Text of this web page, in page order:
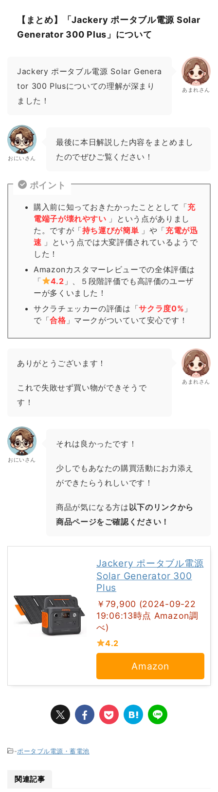
【まとめ】「Jackery ポータブル電源 Solar
Generator 300 Plus」について
Jackery ポータブル電源 Solar Genera
tor 300 Plusについての理解が深まり
ました！
あまれさん
おにいさん
最後に本日解説した内容をまとめまし
たのでぜひご覧ください！
ポイント
購入前に知っておきたかったこととして「充
電端子が壊れやすい 」という点がありまし
た。ですが「持ち運びが簡単 」や「充電が迅
速 」という点では大変評価されているようで
した！
Amazonカスタマーレビューでの全体評価は
「
4.2 」、５段階評価でも高評価のユーザ
ーが多くいました！
サクラチェッカーの評価は「サクラ度0% 」
で「合格 」 マーク がついていて安心です！
ありがとうございます！
これで失敗せず買い物ができそうで
す！
あまれさん
おにいさん
それは良かったです！
少しでもあなたの購買活動にお力添え
ができたらうれしいです！
商品が気になる方は以下のリンクから
商品ページをご確認ください！
Jackery ポータブル電源
Solar Generator 300
Plus
￥79,900 (2024-09-22
19:06:13時点 Amazon調
べ)
4.2
Amazon
-ポータブル電源・蓄電池
関連記事